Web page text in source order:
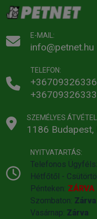
E-MAIL:
info@petnet.hu
TELEFON:
+36709326336
+36709326333
SZEMÉLYES
1186 Budapest,
NYITVATARTÁS:
Telefonos
Hétfőtől -
Pénteken: ZÁRVA
Szombaton: Zárva
Vasárnap: Zárva